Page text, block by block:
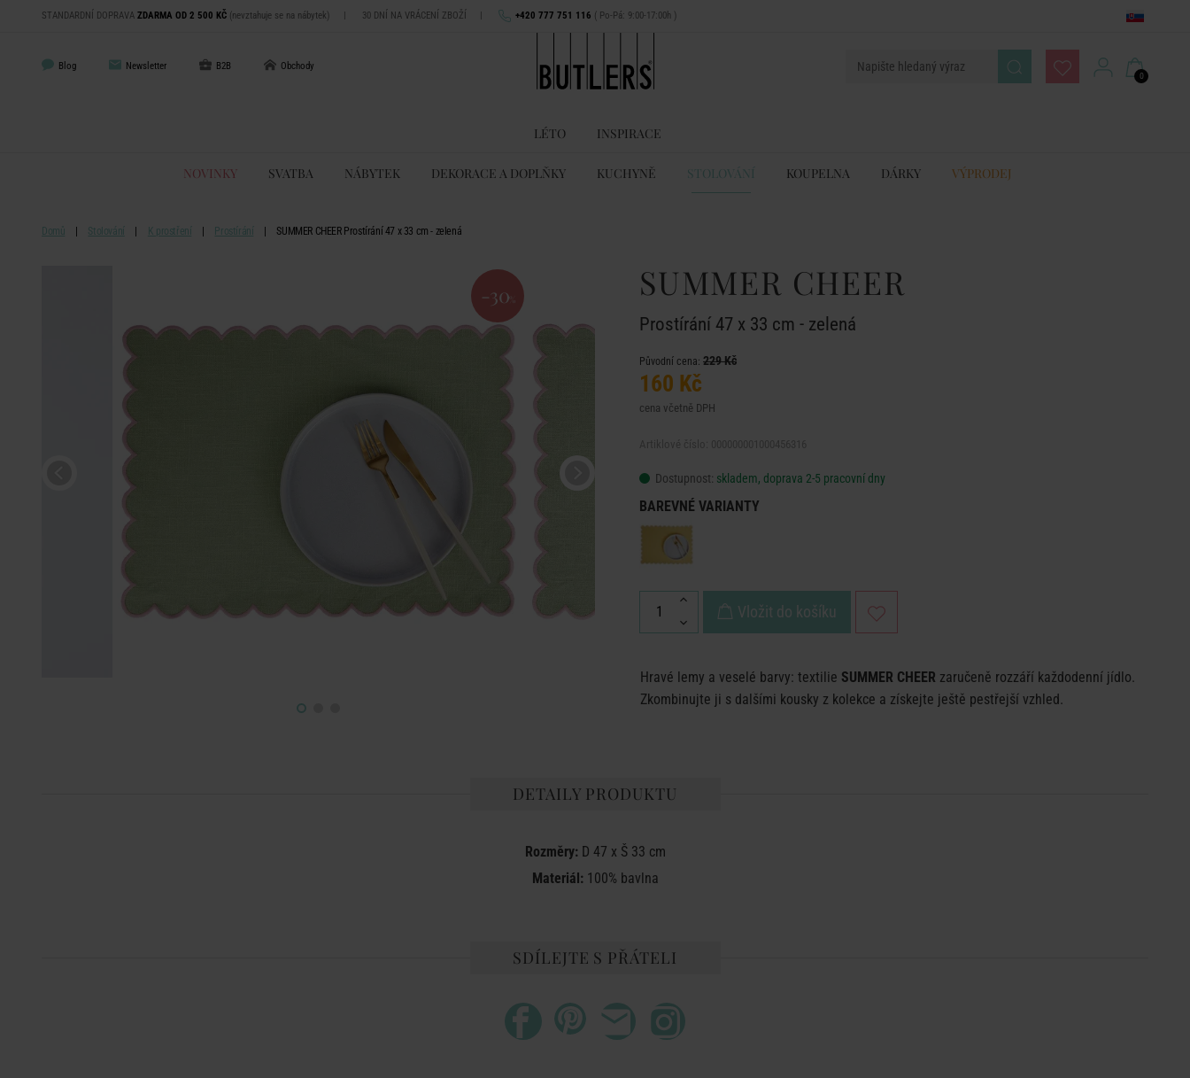
STANDARDNÍ DOPRAVA ZDARMA OD 2 500 KČ (nevztahuje se na nábytek) | 30 DNÍ NA VRÁCENÍ ZBOŽÍ | +420 777 751 116 ( Po-Pá: 9:00-17:00h )
Blog Newsletter B2B Obchody
0
LÉTO INSPIRACE
NOVINKY SVATBA NÁBYTEK DEKORACE A DOPLŇKY KUCHYNĚ STOLOVÁNÍ KOUPELNA DÁRKY VÝPRODEJ
Domů Stolování K prostření Prostírání SUMMER CHEER Prostírání 47 x 33 cm - zelená
-30 % SUMMER CHEER
Prostírání 47 x 33 cm - zelená
Původní cena: 229 Kč
160 Kč
cena včetně DPH
Dostupnost: skladem, doprava 2-5 pracovní dny
BAREVNÉ VARIANTY
Vložit do košíku
Hravé lemy a veselé barvy: textilie SUMMER CHEER zaručeně rozzáří každodenní jídlo.
Zkombinujte ji s dalšími kousky z kolekce a získejte ještě pestřejší vzhled.
DETAILY PRODUKTU
Rozměry:D 47 x Š 33 cm
Materiál:100% bavlna
SDÍLEJTE S PŘÁTELI